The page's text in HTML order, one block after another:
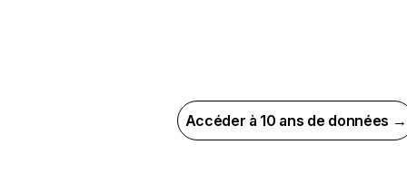
Accéder à 10 ans de données →